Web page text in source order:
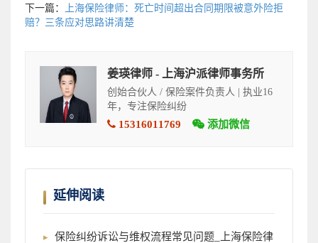
下一篇：
上海保险律师：死亡时间超出合同期限被意外险拒
赔？三条应对思路讲清楚
姜瑛律师 - 上海沪派律师事务所
创始合伙人 / 保险案件负责人 | 执业16
年，专注保险纠纷
15316011769 添加微信
延伸阅读
保险纠纷诉讼与维权流程常见问题_上海保险律